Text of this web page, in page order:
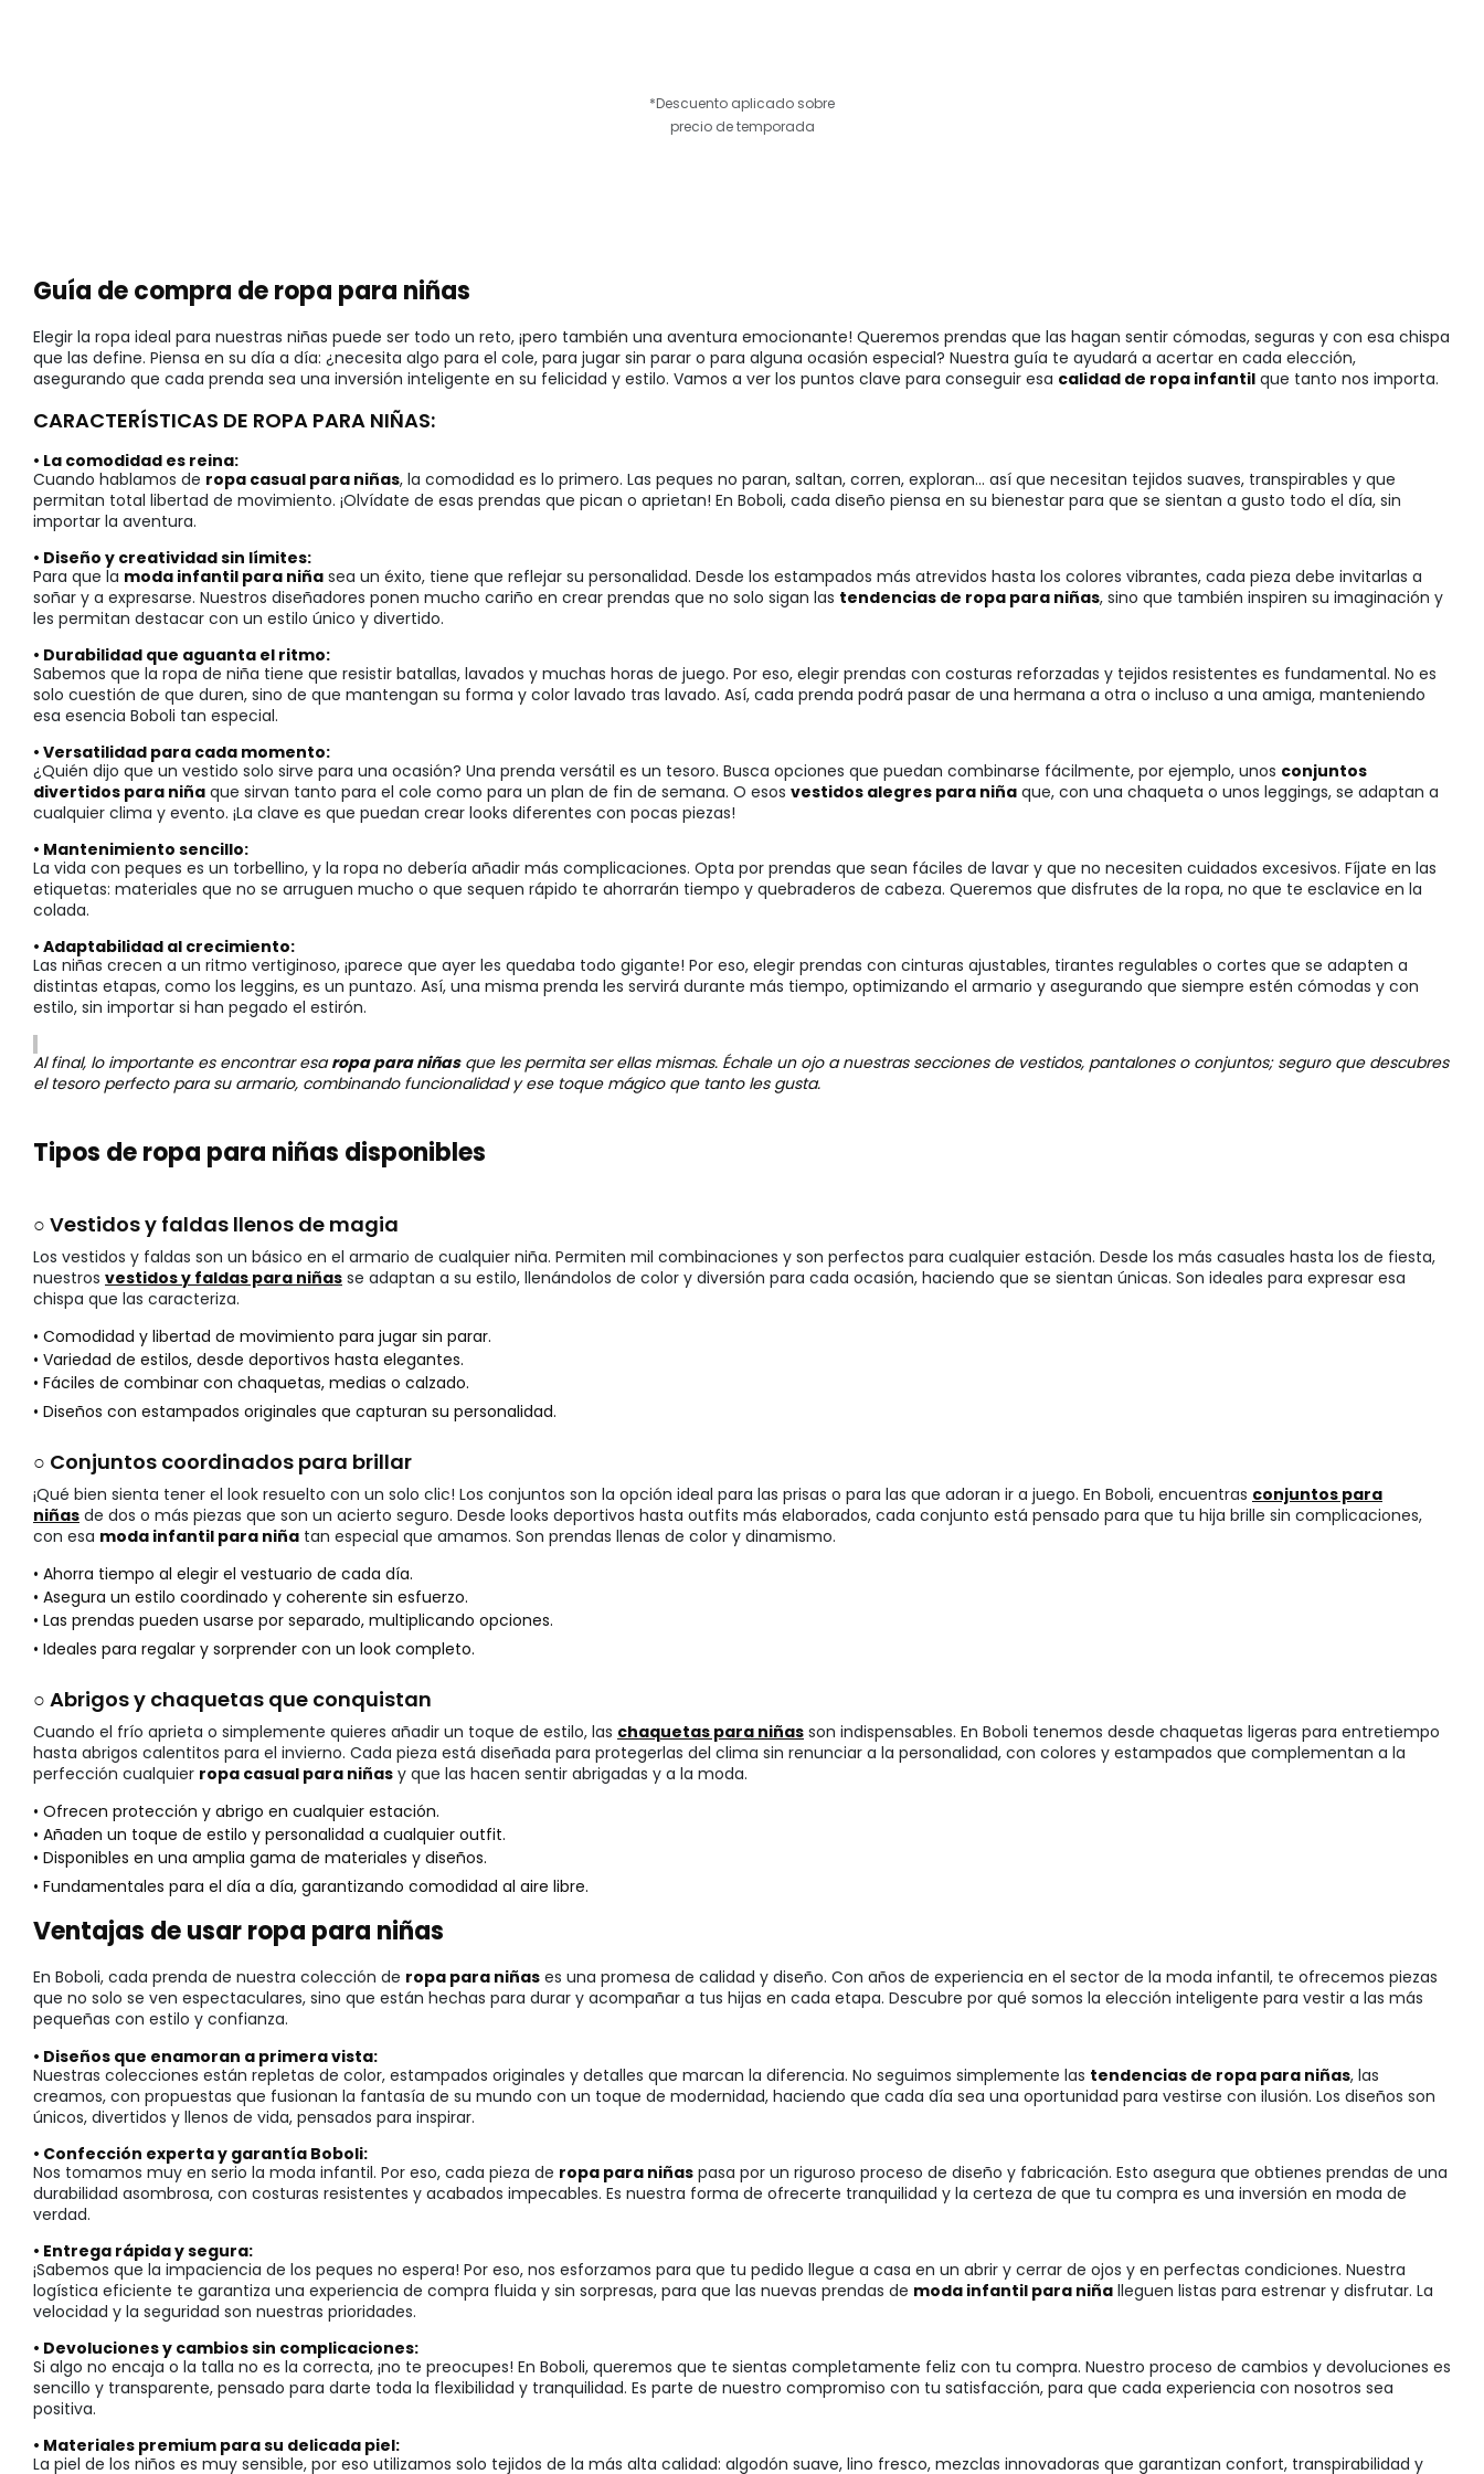
*Descuento aplicado sobre
precio de temporada
Guía de compra de ropa para niñas
Elegir la ropa ideal para nuestras niñas puede ser todo un reto, ¡pero también una aventura emocionante! Queremos prendas que las hagan sentir cómodas, seguras y con esa chispa
que las define. Piensa en su día a día: ¿necesita algo para el cole, para jugar sin parar o para alguna ocasión especial? Nuestra guía te ayudará a acertar en cada elección,
asegurando que cada prenda sea una inversión inteligente en su felicidad y estilo. Vamos a ver los puntos clave para conseguir esa calidad de ropa infantil que tanto nos importa.
CARACTERÍSTICAS DE ROPA PARA NIÑAS:
• La comodidad es reina:
Cuando hablamos de ropa casual para niñas, la comodidad es lo primero. Las peques no paran, saltan, corren, exploran... así que necesitan tejidos suaves, transpirables y que
permitan total libertad de movimiento. ¡Olvídate de esas prendas que pican o aprietan! En Boboli, cada diseño piensa en su bienestar para que se sientan a gusto todo el día, sin
importar la aventura.
• Diseño y creatividad sin límites:
Para que la moda infantil para niña sea un éxito, tiene que reflejar su personalidad. Desde los estampados más atrevidos hasta los colores vibrantes, cada pieza debe invitarlas a
soñar y a expresarse. Nuestros diseñadores ponen mucho cariño en crear prendas que no solo sigan las tendencias de ropa para niñas, sino que también inspiren su imaginación y
les permitan destacar con un estilo único y divertido.
• Durabilidad que aguanta el ritmo:
Sabemos que la ropa de niña tiene que resistir batallas, lavados y muchas horas de juego. Por eso, elegir prendas con costuras reforzadas y tejidos resistentes es fundamental. No es
solo cuestión de que duren, sino de que mantengan su forma y color lavado tras lavado. Así, cada prenda podrá pasar de una hermana a otra o incluso a una amiga, manteniendo
esa esencia Boboli tan especial.
• Versatilidad para cada momento:
¿Quién dijo que un vestido solo sirve para una ocasión? Una prenda versátil es un tesoro. Busca opciones que puedan combinarse fácilmente, por ejemplo, unos conjuntos
divertidos para niña que sirvan tanto para el cole como para un plan de fin de semana. O esos vestidos alegres para niña que, con una chaqueta o unos leggings, se adaptan a
cualquier clima y evento. ¡La clave es que puedan crear looks diferentes con pocas piezas!
• Mantenimiento sencillo:
La vida con peques es un torbellino, y la ropa no debería añadir más complicaciones. Opta por prendas que sean fáciles de lavar y que no necesiten cuidados excesivos. Fíjate en las
etiquetas: materiales que no se arruguen mucho o que sequen rápido te ahorrarán tiempo y quebraderos de cabeza. Queremos que disfrutes de la ropa, no que te esclavice en la
colada.
• Adaptabilidad al crecimiento:
Las niñas crecen a un ritmo vertiginoso, ¡parece que ayer les quedaba todo gigante! Por eso, elegir prendas con cinturas ajustables, tirantes regulables o cortes que se adapten a
distintas etapas, como los leggins, es un puntazo. Así, una misma prenda les servirá durante más tiempo, optimizando el armario y asegurando que siempre estén cómodas y con
estilo, sin importar si han pegado el estirón.
Al final, lo importante es encontrar esaropa para niñasque les permita ser ellas mismas. Échale un ojo a nuestras secciones de vestidos, pantalones o conjuntos; seguro que descubres
el tesoro perfecto para su armario, combinando funcionalidad y ese toque mágico que tanto les gusta.
Tipos de ropa para niñas disponibles
○ Vestidos y faldas llenos de magia
Los vestidos y faldas son un básico en el armario de cualquier niña. Permiten mil combinaciones y son perfectos para cualquier estación. Desde los más casuales hasta los de fiesta,
nuestros vestidos y faldas para niñas se adaptan a su estilo, llenándolos de color y diversión para cada ocasión, haciendo que se sientan únicas. Son ideales para expresar esa
chispa que las caracteriza.
• Comodidad y libertad de movimiento para jugar sin parar.
• Variedad de estilos, desde deportivos hasta elegantes.
• Fáciles de combinar con chaquetas, medias o calzado.
• Diseños con estampados originales que capturan su personalidad.
○ Conjuntos coordinados para brillar
¡Qué bien sienta tener el look resuelto con un solo clic! Los conjuntos son la opción ideal para las prisas o para las que adoran ir a juego. En Boboli, encuentras conjuntos para
niñas de dos o más piezas que son un acierto seguro. Desde looks deportivos hasta outfits más elaborados, cada conjunto está pensado para que tu hija brille sin complicaciones,
con esa moda infantil para niña tan especial que amamos. Son prendas llenas de color y dinamismo.
• Ahorra tiempo al elegir el vestuario de cada día.
• Asegura un estilo coordinado y coherente sin esfuerzo.
• Las prendas pueden usarse por separado, multiplicando opciones.
• Ideales para regalar y sorprender con un look completo.
○ Abrigos y chaquetas que conquistan
Cuando el frío aprieta o simplemente quieres añadir un toque de estilo, las chaquetas para niñas son indispensables. En Boboli tenemos desde chaquetas ligeras para entretiempo
hasta abrigos calentitos para el invierno. Cada pieza está diseñada para protegerlas del clima sin renunciar a la personalidad, con colores y estampados que complementan a la
perfección cualquier ropa casual para niñas y que las hacen sentir abrigadas y a la moda.
• Ofrecen protección y abrigo en cualquier estación.
• Añaden un toque de estilo y personalidad a cualquier outfit.
• Disponibles en una amplia gama de materiales y diseños.
• Fundamentales para el día a día, garantizando comodidad al aire libre.
Ventajas de usar ropa para niñas
En Boboli, cada prenda de nuestra colección de ropa para niñas es una promesa de calidad y diseño. Con años de experiencia en el sector de la moda infantil, te ofrecemos piezas
que no solo se ven espectaculares, sino que están hechas para durar y acompañar a tus hijas en cada etapa. Descubre por qué somos la elección inteligente para vestir a las más
pequeñas con estilo y confianza.
• Diseños que enamoran a primera vista:
Nuestras colecciones están repletas de color, estampados originales y detalles que marcan la diferencia. No seguimos simplemente las tendencias de ropa para niñas, las
creamos, con propuestas que fusionan la fantasía de su mundo con un toque de modernidad, haciendo que cada día sea una oportunidad para vestirse con ilusión. Los diseños son
únicos, divertidos y llenos de vida, pensados para inspirar.
• Confección experta y garantía Boboli:
Nos tomamos muy en serio la moda infantil. Por eso, cada pieza de ropa para niñas pasa por un riguroso proceso de diseño y fabricación. Esto asegura que obtienes prendas de una
durabilidad asombrosa, con costuras resistentes y acabados impecables. Es nuestra forma de ofrecerte tranquilidad y la certeza de que tu compra es una inversión en moda de
verdad.
• Entrega rápida y segura:
¡Sabemos que la impaciencia de los peques no espera! Por eso, nos esforzamos para que tu pedido llegue a casa en un abrir y cerrar de ojos y en perfectas condiciones. Nuestra
logística eficiente te garantiza una experiencia de compra fluida y sin sorpresas, para que las nuevas prendas de moda infantil para niña lleguen listas para estrenar y disfrutar. La
velocidad y la seguridad son nuestras prioridades.
• Devoluciones y cambios sin complicaciones:
Si algo no encaja o la talla no es la correcta, ¡no te preocupes! En Boboli, queremos que te sientas completamente feliz con tu compra. Nuestro proceso de cambios y devoluciones es
sencillo y transparente, pensado para darte toda la flexibilidad y tranquilidad. Es parte de nuestro compromiso con tu satisfacción, para que cada experiencia con nosotros sea
positiva.
• Materiales premium para su delicada piel:
La piel de los niños es muy sensible, por eso utilizamos solo tejidos de la más alta calidad: algodón suave, lino fresco, mezclas innovadoras que garantizan confort, transpirabilidad y